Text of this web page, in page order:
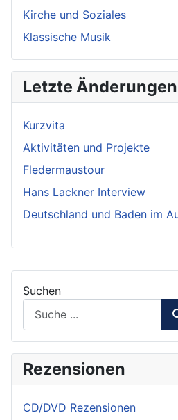
Suchen
Rezensionen
CD/DVD Rezensionen
Kirche und Soziales
Klassische Musik
Letzte Änderungen
Kurzvita
Aktivitäten und Projekte
Fledermaustour
Hans Lackner Interview
Deutschland und Baden im